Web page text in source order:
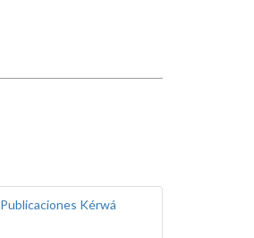
Publicaciones Kérwá